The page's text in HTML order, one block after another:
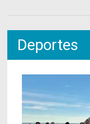
Deportes